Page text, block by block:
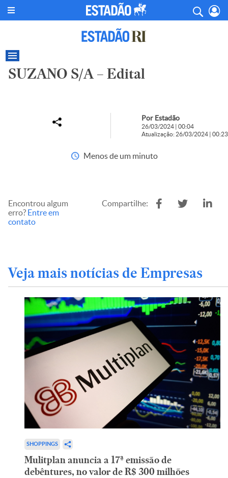
SUZANO S/A – Edital
Por Estadão
26/03/2024 | 00:04
Atualização: 26/03/2024 | 00:23
Menos de um minuto
Encontrou algum
erro? Entre em
contato
Compartilhe:
Veja mais notícias de Empresas
SHOPPINGS
Mulitplan anuncia a 17ª emissão de
debêntures, no valor de R$ 300 milhões